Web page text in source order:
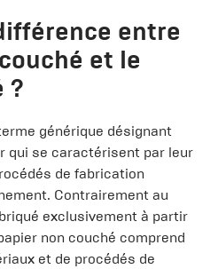
entre
et le
?
générique désignant
qui se caractérisent par leur
de fabrication
Contrairement au
exclusivement à partir
non couché comprend
et de procédés de